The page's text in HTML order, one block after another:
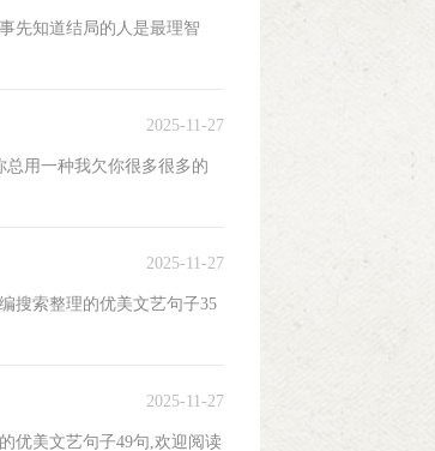
先知道结局的人是最理智
2025-11-27
用一种我欠你很多很多的
2025-11-27
搜索整理的优美文艺句子35
2025-11-27
优美文艺句子49句,欢迎阅读